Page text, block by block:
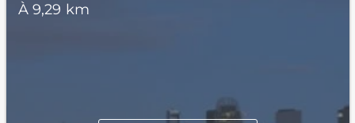
À 9,29 km